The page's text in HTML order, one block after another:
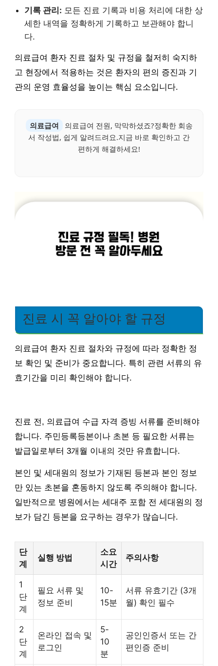
기록 관리: 모든 진료 기록과 비용 처리에 대한 상
세한 내역을 정확하게 기록하고 보관해야 합니
다.
의료급여 환자 진료 절차 및 규정을 철저히 숙지하
고 현장에서 적용하는 것은 환자의 편의 증진과 기
관의 운영 효율성을 높이는 핵심 요소입니다.
의료급여
의료급여 전원, 막막하셨죠?정확한 회송
서 작성법, 쉽게 알려드려요.지금 바로 확인하고 간
편하게 해결하세요!
진료 시 꼭 알아야 할 규정
의료급여 환자 진료 절차와 규정에 따라 정확한 정
보 확인 및 준비가 중요합니다. 특히 관련 서류의 유
효기간을 미리 확인해야 합니다.
진료 전, 의료급여 수급 자격 증빙 서류를 준비해야
합니다. 주민등록등본이나 초본 등 필요한 서류는
발급일로부터 3개월 이내의 것만 유효합니다.
본인 및 세대원의 정보가 기재된 등본과 본인 정보
만 있는 초본을 혼동하지 않도록 주의해야 합니다.
일반적으로 병원에서는 세대주 포함 전 세대원의 정
보가 담긴 등본을 요구하는 경우가 많습니다.
단
계
실행 방법
소요
시간
주의사항
1
단
계
필요 서류 및
정보 준비
10-
15분
서류 유효기간 (3개
월) 확인 필수
2
단
계
온라인 접속 및
로그인
5-
10
분
공인인증서 또는 간
편인증 준비